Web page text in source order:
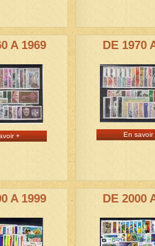
A 1969
+
DE 1970
En savoir
A 1999 DE 2000